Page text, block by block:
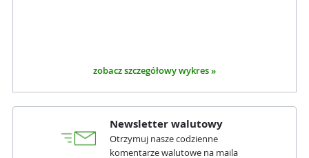
zobacz szczegółowy wykres »
Newsletter walutowy
Otrzymuj nasze codzienne
komentarze walutowe na maila